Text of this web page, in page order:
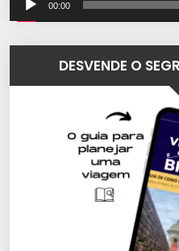
00:00
DESVENDE O